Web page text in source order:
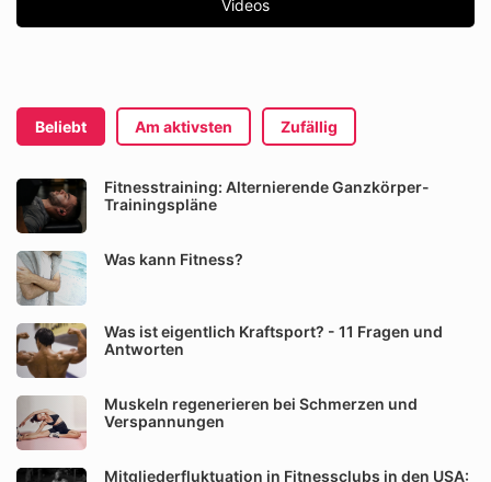
Videos
Beliebt Am aktivsten Zufällig
Fitnesstraining: Alternierende Ganzkörper-
Trainingspläne
Was kann Fitness?
Was ist eigentlich Kraftsport? - 11 Fragen und
Antworten
Muskeln regenerieren bei Schmerzen und
Verspannungen
Mitgliederfluktuation in Fitnessclubs in den USA: